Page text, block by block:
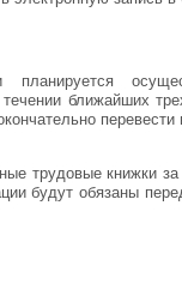
ближайших
трудовые книжки
будут обязаны